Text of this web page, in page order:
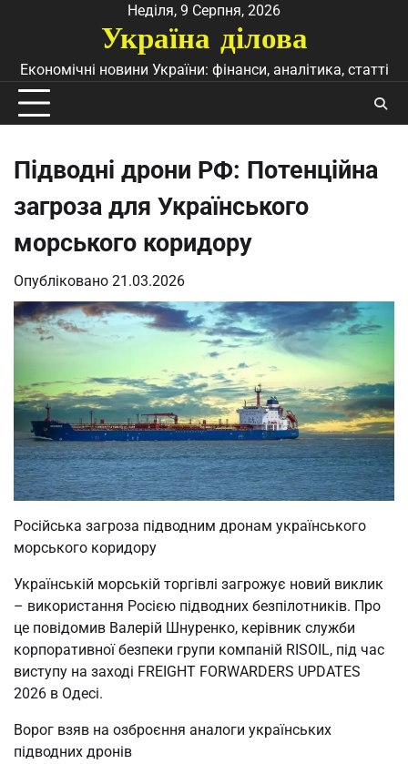
Неділя, 9 Серпня, 2026
Україна ділова
Економічні новини України: фінанси, аналітика, статті
Підводні дрони РФ: Потенційна
загроза для Українського
морського коридору
Опубліковано 21.03.2026
Російська загроза підводним дронам українського
морського коридору
Українській морській торгівлі загрожує новий виклик
– використання Росією підводних безпілотників. Про
це повідомив Валерій Шнуренко, керівник служби
корпоративної безпеки групи компаній RISOIL, під час
виступу на заході FREIGHT FORWARDERS UPDATES
2026 в Одесі.
Ворог взяв на озброєння аналоги українських
підводних дронів